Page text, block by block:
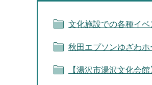
文化施設での各種イ
秋田エプソンゆざわ
【湯沢市湯沢文化会